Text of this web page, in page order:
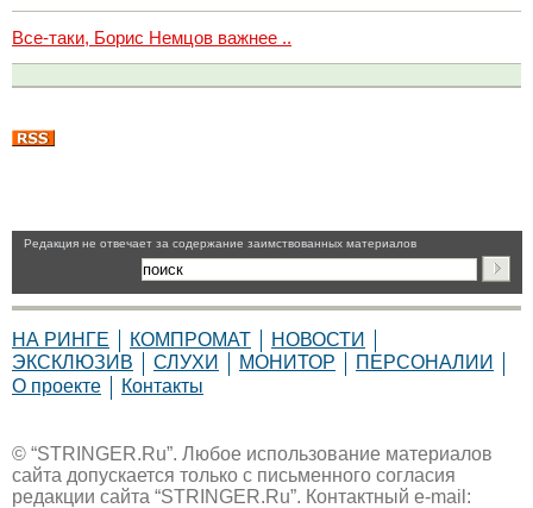
Все-таки, Борис Немцов важнее ..
Pедакция не отвечает за содержание заимствованных материалов
НА РИНГЕ КОМПРОМАТ
НОВОСТИ
ЭКСКЛЮЗИВ
СЛУХИ МОНИТОР
ПЕРСОНАЛИИ
О проекте
Контакты
© “STRINGER.Ru”. Любое использование материалов
сайта допускается только с письменного согласия
редакции сайта “STRINGER.Ru”. Контактный e-mail: